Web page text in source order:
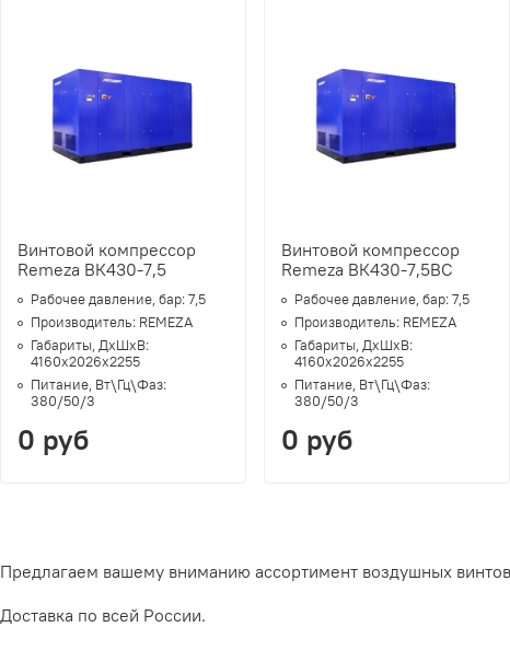
Винтовой компрессор
Remeza ВК430-7,5
Рабочее давление, бар:7,5
Производитель: REMEZA
Габариты, ДхШхВ:
4160х2026х2255
Питание, Вт\Гц\Фаз:
380/50/3
0 руб
Винтовой компрессор
Remeza ВК430-7,5ВС
Рабочее давление, бар:7,5
Производитель: REMEZA
Габариты, ДхШхВ:
4160х2026х2255
Питание, Вт\Гц\Фаз:
380/50/3
0 руб
Предлагаем вашему вниманию ассортимент воздушных
Доставка по всей России.